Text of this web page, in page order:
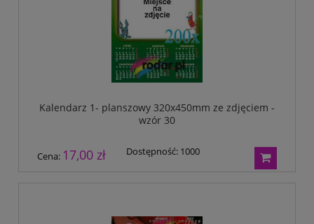
Kalendarz 1- planszowy 320x450mm ze zdjęciem -
wzór 30
Cena: 17,00 zł Dostępność: 1000